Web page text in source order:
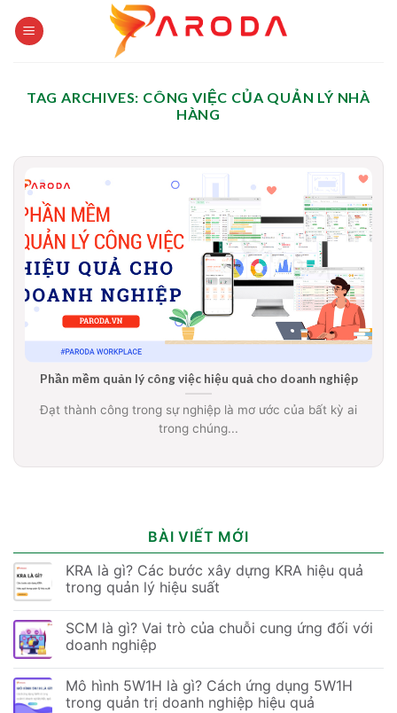
TAG ARCHIVES: CÔNG VIỆC CỦA QUẢN LÝ NHÀ
HÀNG
Phần mềm quản lý công việc hiệu quả cho doanh nghiệp
Đạt thành công trong sự nghiệp là mơ ước của bất kỳ ai
trong chúng...
BÀI VIẾT MỚI
KRA là gì? Các bước xây dựng KRA hiệu quả
trong quản lý hiệu suất
SCM là gì? Vai trò của chuỗi cung ứng đối với
doanh nghiệp
Mô hình 5W1H là gì? Cách ứng dụng 5W1H
trong quản trị doanh nghiệp hiệu quả